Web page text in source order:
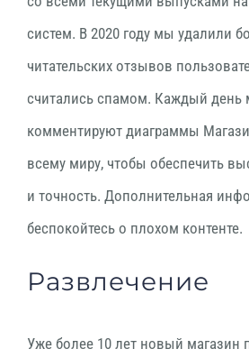
систем. В 2020 году мы удалили
читательских отзывов
считались спамом. Каждый день
комментируют диаграммы
всему миру, чтобы обеспечить
и точность. Дополнительная
беспокойтесь о плохом контенте.
Развлечение
Уже более 10 лет новый магазин